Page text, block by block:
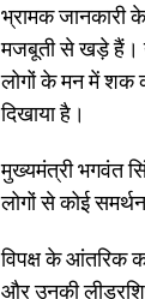
भ्रामक जानकारी
मजबूती से खड़े हैं।
लोगों के मन में शक
दिखाया है।
मुख्यमंत्री भगवंत
लोगों से कोई
विपक्ष के आंतरिक
और उनकी